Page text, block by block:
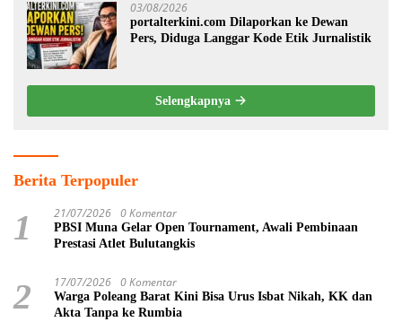
03/08/2026
portalterkini.com Dilaporkan ke Dewan
Pers, Diduga Langgar Kode Etik Jurnalistik
Selengkapnya
Berita Terpopuler
1 21/07/2026 0 Komentar
PBSI Muna Gelar Open Tournament, Awali Pembinaan
Prestasi Atlet Bulutangkis
2 17/07/2026 0 Komentar
Warga Poleang Barat Kini Bisa Urus Isbat Nikah, KK dan
Akta Tanpa ke Rumbia